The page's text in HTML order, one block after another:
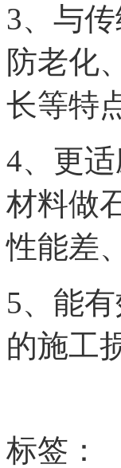
3、与
防老化
长等特
4、更
材料做
性能差
5、能
的施工
标签：